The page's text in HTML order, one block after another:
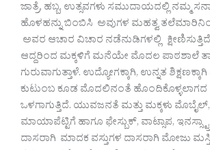
ಜಾತ್ರೆ, ಹಬ್ಬ, ಉತ್ಸವಗಳು ಸಮುದಾಯದಲ್ಲಿ ನಮ್ಮ
ಹೊಳಹನ್ನು ಬಿಂಬಿಸಿ ಅವುಗಳ ಮಹತ್ವ
ಅವರ ಆಚಾರ ವಿಚಾರ ನಡೆನುಡಿಗಳಲ್ಲಿ
ಆದ್ದರಿಂದ ಮಕ್ಕಳಿಗೆ ಮನೆಯೇ ಮೊದಲ ಪಾಠಶಾಲೆ
ಗುರುವಾಗುತ್ತಾಳೆ. ಉದ್ಯೋಗಕ್ಕಾಗಿ, ಉನ್ನತ
ಕುಟುಂಬ ಕೂಡ ಮೊದಲಿನಂತೆ ಹೊಂದಿಕೊಳ್ಳಲಾಗದ
ಒಳಗಾಗುತ್ತಿದೆ. ಯುವಜನತೆ ಮತ್ತು ಮಕ್ಕಳು
ಮಾಯಾಪೆಟ್ಟಿಗೆ ಹಾಗೂ ಫೇಸ್ಬುಕ್, ವಾಟ್ಸಾಪ,
ದಾಸರಾಗಿ ಮಾದಕ ವಸ್ತುಗಳ ದಾಸರಾಗಿ ಮೋಜು